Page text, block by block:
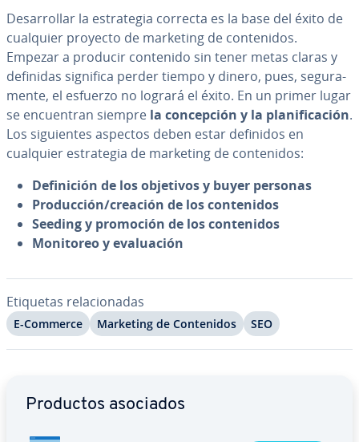
De­sa­rro­llar la es­tra­te­gia correcta es la base del éxito de
cualquier proyecto de marketing de co­n­te­ni­dos.
Empezar a producir contenido sin tener metas claras y
definidas significa perder tiempo y dinero, pues, se­gu­ra­
me­n­te, el esfuerzo no logrará el éxito. En un primer lugar
se en­cue­n­tran siempre la co­n­ce­p­ción y la pla­ni­fi­ca­ción.
Los si­guie­n­tes aspectos deben estar definidos en
cualquier es­tra­te­gia de marketing de co­n­te­ni­dos:
De­fi­ni­ción de los objetivos y buyer personas
Pro­du­c­ción/creación de los co­n­te­ni­dos
Seeding y promoción de los co­n­te­ni­dos
Monitoreo y eva­lua­ción
Etiquetas re­la­cio­na­das
E-Commerce Marketing de Co­n­te­ni­dos SEO
Productos asociados